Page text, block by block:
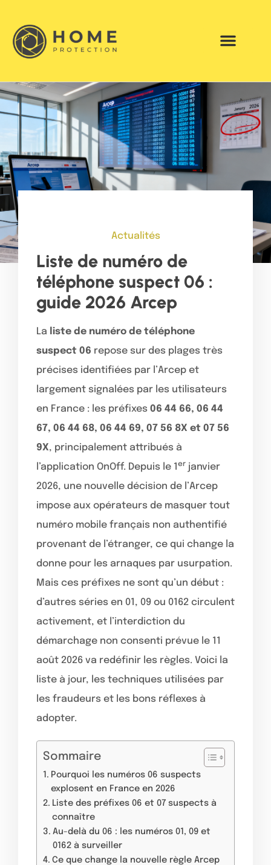
Actualités
Liste de numéro de
téléphone suspect 06 :
guide 2026 Arcep
La liste de numéro de téléphone
suspect 06 repose sur des plages très
précises identifiées par l’Arcep et
largement signalées par les utilisateurs
en France : les préfixes 06 44 66, 06 44
67, 06 44 68, 06 44 69, 07 56 8X et 07 56
9X, principalement attribués à
l’application OnOff. Depuis le 1 er janvier
2026, une nouvelle décision de l’Arcep
impose aux opérateurs de masquer tout
numéro mobile français non authentifié
provenant de l’étranger, ce qui change la
donne pour les arnaques par usurpation.
Mais ces préfixes ne sont qu’un début :
d’autres séries en 01, 09 ou 0162 circulent
activement, et l’interdiction du
démarchage non consenti prévue le 11
août 2026 va redéfinir les règles. Voici la
liste à jour, les techniques utilisées par
les fraudeurs et les bons réflexes à
adopter.
Sommaire
Pourquoi les numéros 06 suspects
explosent en France en 2026
Liste des préfixes 06 et 07 suspects à
connaître
Au-delà du 06 : les numéros 01, 09 et
0162 à surveiller
Ce que change la nouvelle règle Arcep